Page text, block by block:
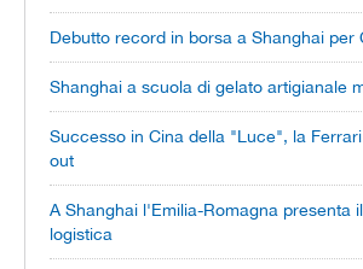
Debutto record in borsa a Shanghai per
Shanghai a scuola di gelato artigianale
Successo in Cina della "Luce", la
out
A Shanghai l'Emilia-Romagna presenta
logistica